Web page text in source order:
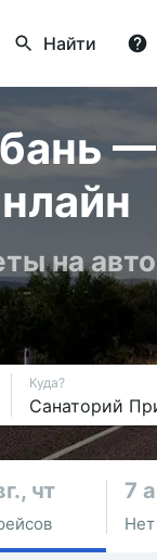
Найти
на
Куда?
чт 7